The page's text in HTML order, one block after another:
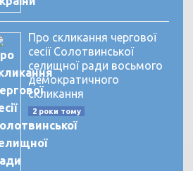
Про скликання чергової
сесії Солотвинської
селищної ради восьмого
демократичного
скликання
2 роки тому